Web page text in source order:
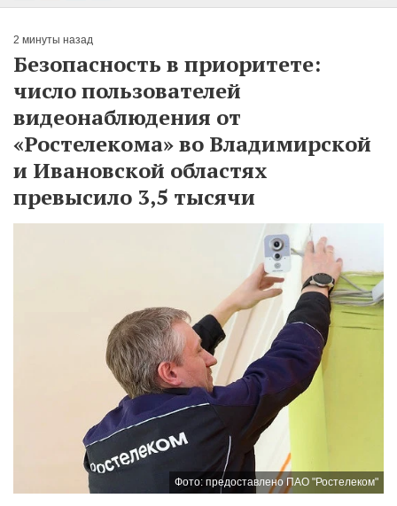
2 минуты назад
Безопасность в приоритете:
число пользователей
видеонаблюдения от
«Ростелекома» во Владимирской
и Ивановской областях
превысило 3,5 тысячи
Фото: предоставлено ПАО "Ростелеком"